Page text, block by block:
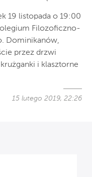
19 listopada o 19:00
Filozoficzno-
Dominikanów,
przez drzwi
i klasztorne
15 lutego 2019, 22:26